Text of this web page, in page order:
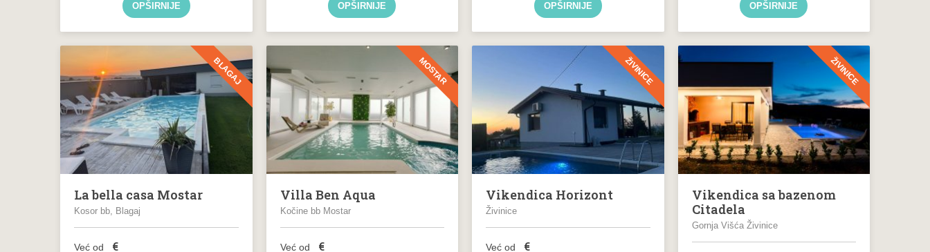
OPŠIRNIJE OPŠIRNIJE OPŠIRNIJE OPŠIRNIJE
BLAGAJ
La bella casa Mostar
Kosor bb, Blagaj
Već od €
MOSTAR
Villa Ben Aqua
Kočine bb Mostar
Već od €
ŽIVINICE
Vikendica Horizont
Živinice
Već od €
ŽIVINICE
Vikendica sa bazenom
Citadela
Gornja Višća Živinice